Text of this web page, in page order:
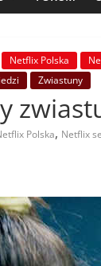
Netflix Polska
Zwiastuny
Polska, Netflix